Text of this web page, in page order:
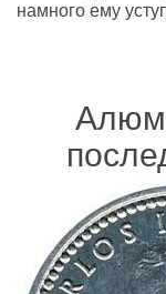
намного ему